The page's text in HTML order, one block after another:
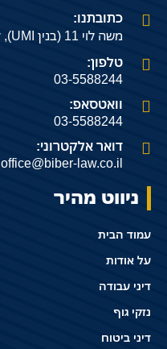
כתובתנו:
משה לוי 11 (בנין UMI), קומה 11, א.ת. ראשל"צ
טלפון:
03-5588244
וואטסאפ:
03-5588244
דואר אלקטרוני:
office@biber-law.co.il
ניווט מהיר
עמוד הבית
על אודות
דיני עבודה
נזקי גוף
דיני ביטוח